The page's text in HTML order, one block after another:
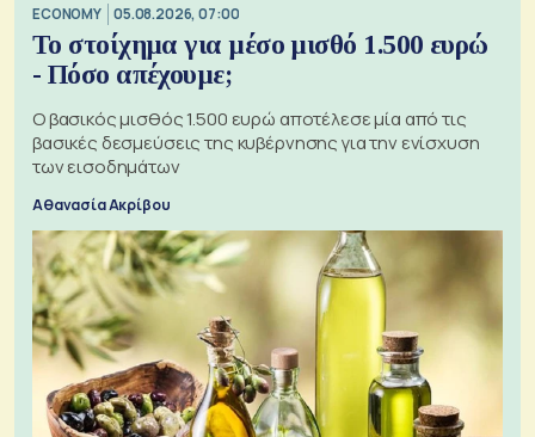
ECONOMY 05.08.2026, 07:00
Το στοίχημα για μέσο μισθό 1.500 ευρώ
- Πόσο απέχουμε;
Ο βασικός μισθός 1.500 ευρώ αποτέλεσε μία από τις
βασικές δεσμεύσεις της κυβέρνησης για την ενίσχυση
των εισοδημάτων
Αθανασία Ακρίβου